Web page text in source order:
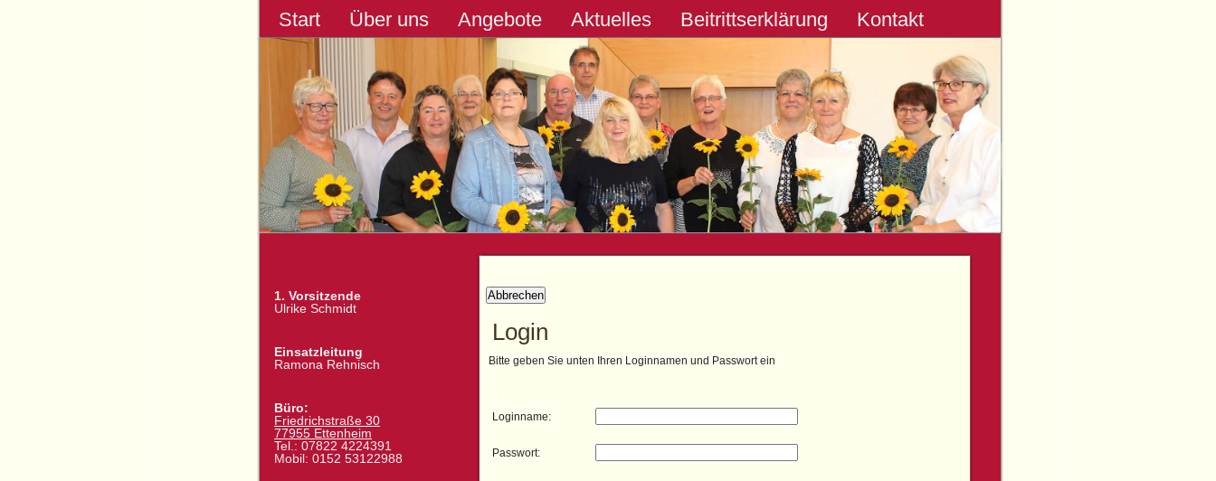
Start Über uns Angebote Aktuelles Beitrittserklärung Kontakt
1. Vorsitzende
Ulrike Schmidt
Einsatzleitung
Ramona Rehnisch
Büro:
Friedrichstraße 30
77955 Ettenheim
Tel.: 07822 4224391
Mobil: 0152 53122988
Abbrechen
Login
Bitte geben Sie unten Ihren Loginnamen und Passwort ein
Loginname:
Passwort: